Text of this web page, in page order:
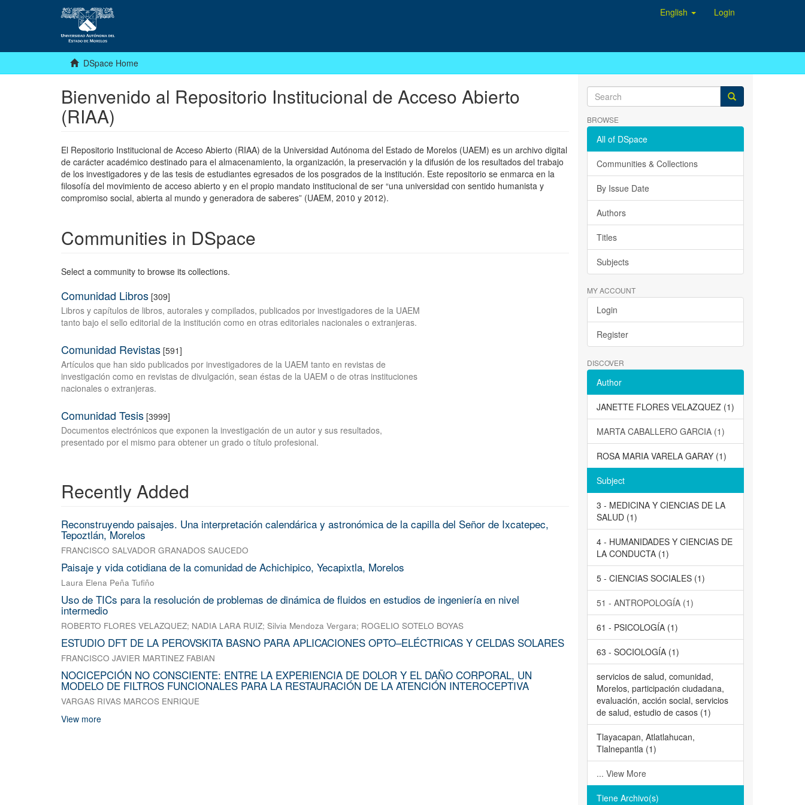
English Login
DSpace Home
Bienvenido al Repositorio Institucional de Acceso Abierto
(RIAA)
El Repositorio Institucional de Acceso Abierto (RIAA) de la Universidad Autónoma del Estado de Morelos (UAEM) es un archivo digital
de carácter académico destinado para el almacenamiento, la organización, la preservación y la difusión de los resultados del trabajo
de los investigadores y de las tesis de estudiantes egresados de los posgrados de la institución. Este repositorio se enmarca en la
filosofía del movimiento de acceso abierto y en el propio mandato institucional de ser “una universidad con sentido humanista y
compromiso social, abierta al mundo y generadora de saberes” (UAEM, 2010 y 2012).
Communities in DSpace
Select a community to browse its collections.
Comunidad Libros [309]
Libros y capítulos de libros, autorales y compilados, publicados por investigadores de la UAEM
tanto bajo el sello editorial de la institución como en otras editoriales nacionales o extranjeras.
Comunidad Revistas [591]
Artículos que han sido publicados por investigadores de la UAEM tanto en revistas de
investigación como en revistas de divulgación, sean éstas de la UAEM o de otras instituciones
nacionales o extranjeras.
Comunidad Tesis [3999]
Documentos electrónicos que exponen la investigación de un autor y sus resultados,
presentado por el mismo para obtener un grado o título profesional.
Recently Added
Reconstruyendo paisajes. Una interpretación calendárica y astronómica de la capilla del Señor de Ixcatepec,
Tepoztlán, Morelos
FRANCISCO SALVADOR GRANADOS SAUCEDO
Paisaje y vida cotidiana de la comunidad de Achichipico, Yecapixtla, Morelos
Laura Elena Peña Tufiño
Uso de TICs para la resolución de problemas de dinámica de fluidos en estudios de ingeniería en nivel
intermedio
ROBERTO FLORES VELAZQUEZ; NADIA LARA RUIZ; Silvia Mendoza Vergara; ROGELIO SOTELO BOYAS
ESTUDIO DFT DE LA PEROVSKITA BASNO PARA APLICACIONES OPTO–ELÉCTRICAS Y CELDAS SOLARES
FRANCISCO JAVIER MARTINEZ FABIAN
NOCICEPCIÓN NO CONSCIENTE: ENTRE LA EXPERIENCIA DE DOLOR Y EL DAÑO CORPORAL, UN
MODELO DE FILTROS FUNCIONALES PARA LA RESTAURACIÓN DE LA ATENCIÓN INTEROCEPTIVA
VARGAS RIVAS MARCOS ENRIQUE
View more
BROWSE
All of DSpace
Communities & Collections
By Issue Date
Authors
Titles
Subjects
MY ACCOUNT
Login
Register
DISCOVER
Author
JANETTE FLORES VELAZQUEZ (1)
MARTA CABALLERO GARCIA (1)
ROSA MARIA VARELA GARAY (1)
Subject
3 - MEDICINA Y CIENCIAS DE LA
SALUD (1)
4 - HUMANIDADES Y CIENCIAS DE
LA CONDUCTA (1)
5 - CIENCIAS SOCIALES (1)
51 - ANTROPOLOGÍA (1)
61 - PSICOLOGÍA (1)
63 - SOCIOLOGÍA (1)
servicios de salud, comunidad,
Morelos, participación ciudadana,
evaluación, acción social, servicios
de salud, estudio de casos (1)
Tlayacapan, Atlatlahucan,
Tlalnepantla (1)
... View More
Tiene Archivo(s)